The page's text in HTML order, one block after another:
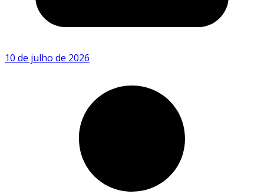
10 de julho de 2026